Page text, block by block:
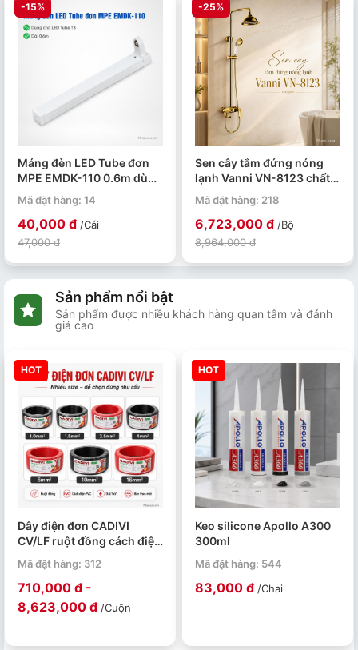
-15%
Máng đèn LED Tube đơn
MPE EMDK-110 0.6m dùng
cho bóng T8
Mã đặt hàng: 14
40,000 đ /Cái
47,000 đ
-25%
Sen cây tắm đứng nóng
lạnh Vanni VN-8123 chất
liệu đồng thau mạ vàng
Mã đặt hàng: 218
6,723,000 đ /Bộ
8,964,000 đ
Sản phẩm nổi bật
Sản phẩm được nhiều khách hàng quan tâm và đánh
giá cao
HOT
Dây điện đơn CADIVI
CV/LF ruột đồng cách điện
Mã đặt hàng: 312
710,000 đ -
8,623,000 đ /Cuộn
HOT
Keo silicone Apollo A300
300ml
Mã đặt hàng: 544
83,000 đ /Chai